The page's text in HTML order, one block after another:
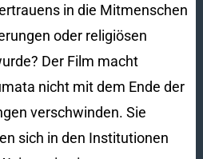
in die Mitmenschen
oder religiösen
Der Film macht
nicht mit dem Ende der
verschwinden. Sie
sich in den Institutionen